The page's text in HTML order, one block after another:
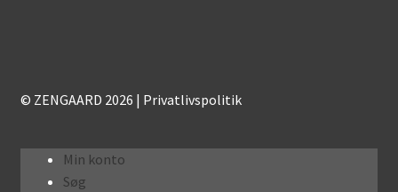
© ZENGAARD 2026 | Privatlivspolitik
Min konto
Søg